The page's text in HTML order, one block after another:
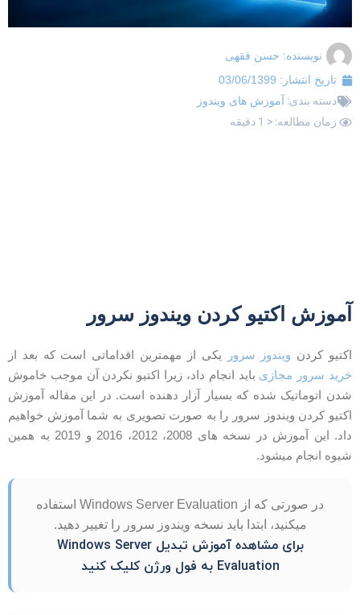
نویسنده:حسن فقهی
تاریخ انتشار: 03/06/1399
دسته بندی:آموزش های ویندوز
زمان مطالعه: < 1 دقیقه
اکتیو کردن ویندوز سرور
کردنویندوز سروریکی از مهمترین اقداماتی است که بعد از
سرور مجازی باید انجام داد، زیرا اکتیو نکردن آن موجب خاموش
اتوماتیک شده که بسیار آزار دهنده است. در این مقاله آموزش
کردن ویندوز سرور را به صورت تصویری به شما آموزش خواهیم
داد. این آموزش در نسخه های 2008، 2012، 2016 و 2019 به همین
انجام میشود.
در صورتی که از Windows Server Evaluation استفاده
میکنید، ابتدا باید نسخه ویندوز سرور را تغییر دهید.
برای مشاهده آموزش تبدیل Windows Server
Evaluation به فول ورژن کلیک کنید